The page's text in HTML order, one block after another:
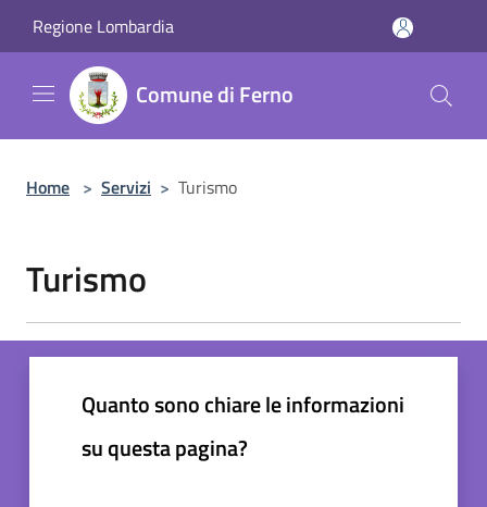
Regione Lombardia
Comune di Ferno
Home > Servizi > Turismo
Turismo
Quanto sono chiare le informazioni
su questa pagina?